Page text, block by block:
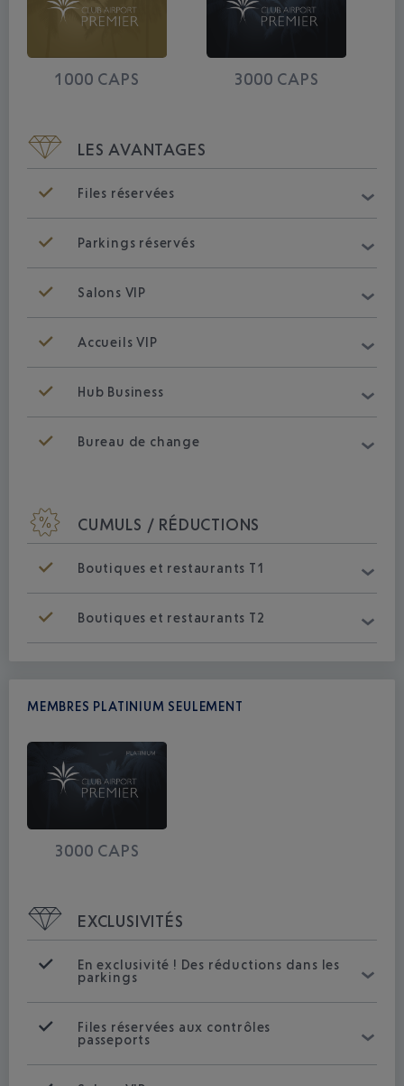
1000 CAPS 3000 CAPS
LES AVANTAGES
Files réservées
Parkings réservés
Salons VIP
Accueils VIP
Hub Business
Bureau de change
CUMULS / RÉDUCTIONS
Boutiques et restaurants T1
Boutiques et restaurants T2
MEMBRES PLATINIUM SEULEMENT
3000 CAPS
EXCLUSIVITÉS
En exclusivité ! Des réductions dans les
parkings
Files réservées aux contrôles
passeports